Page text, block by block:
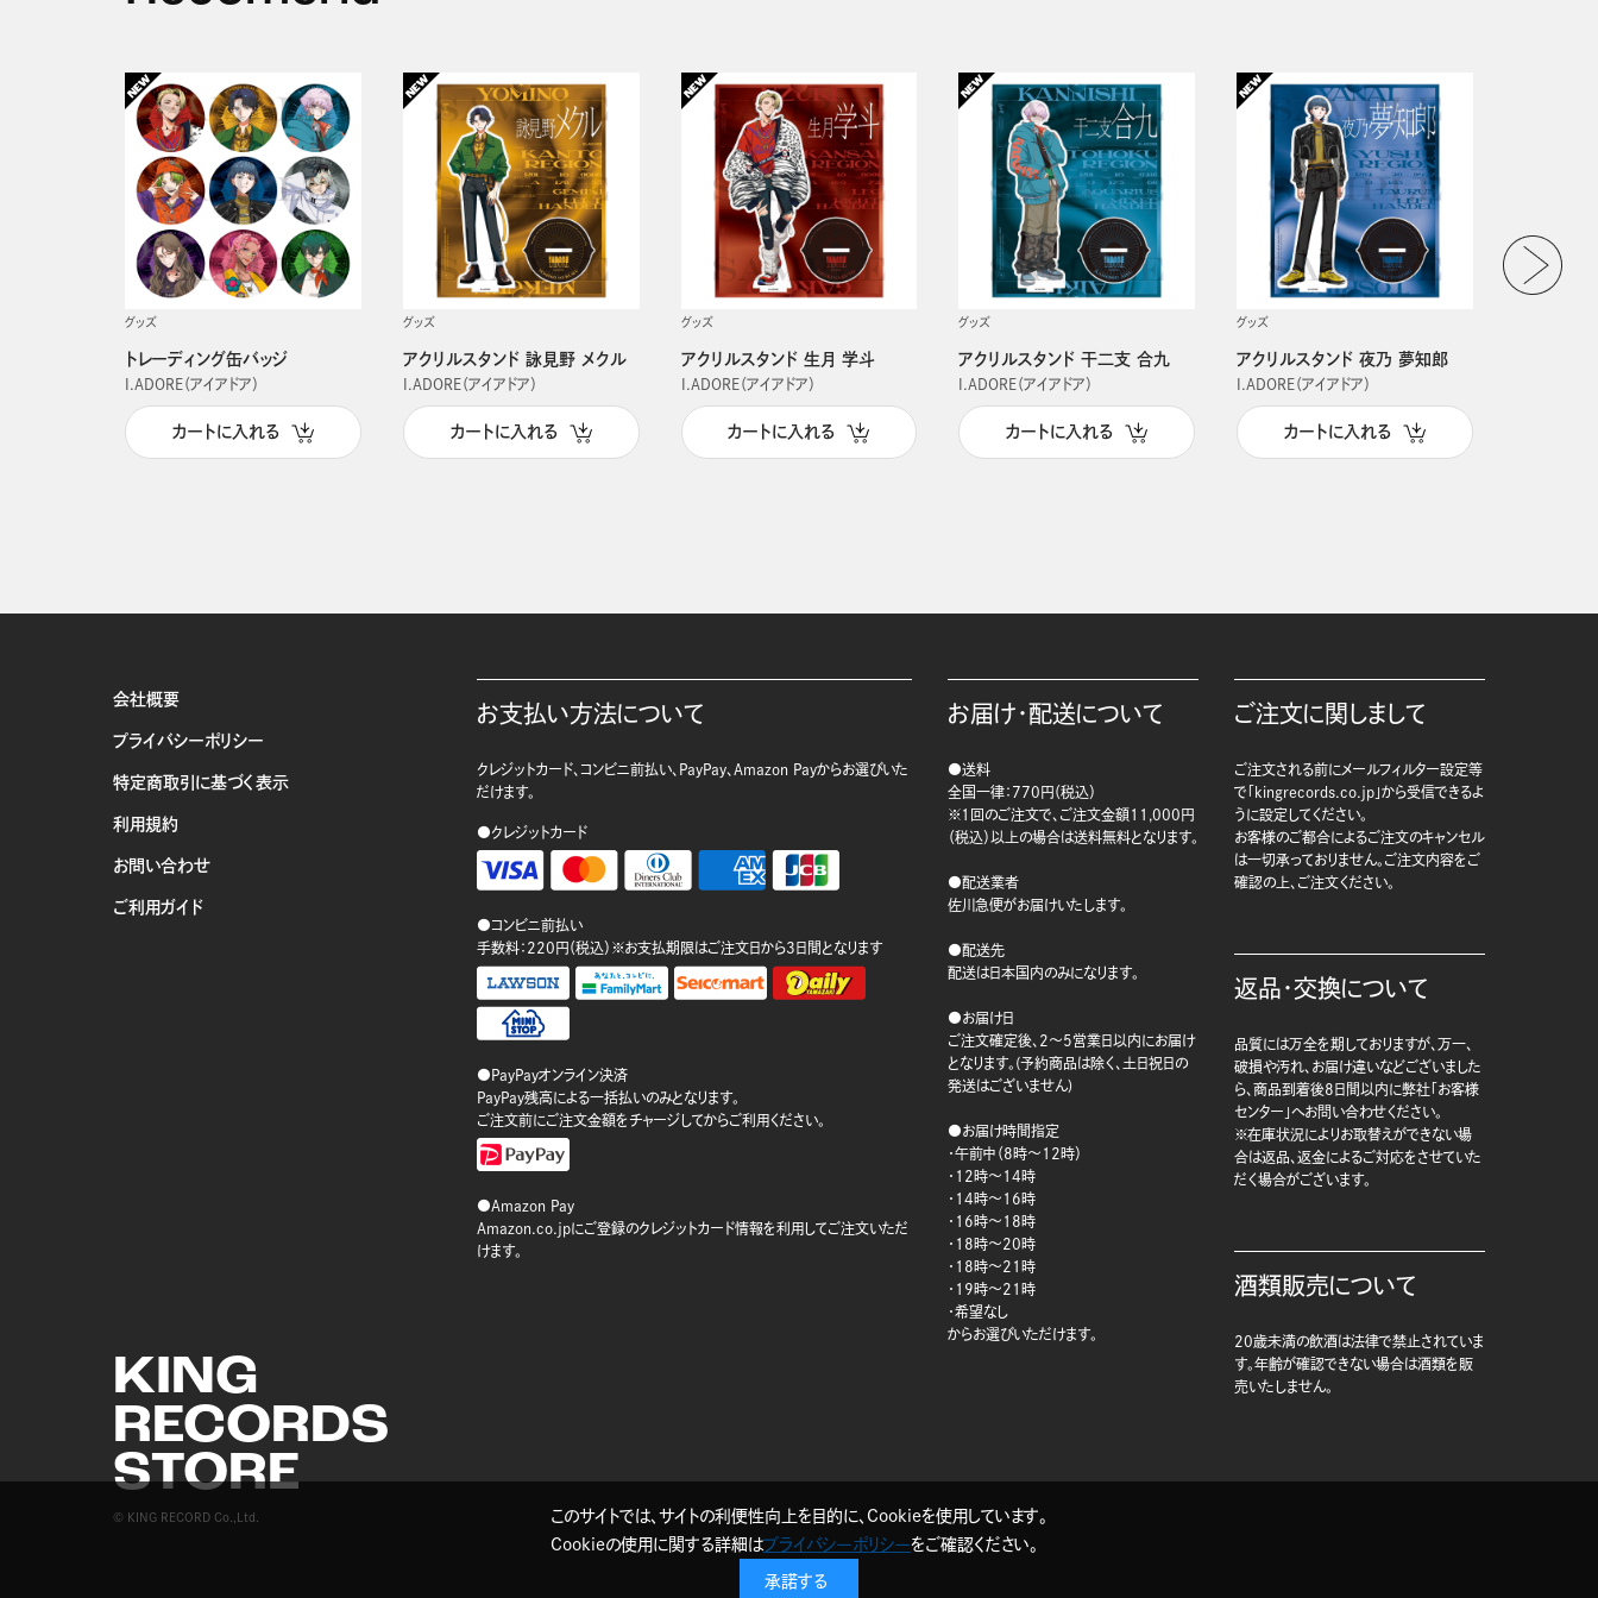
グッズ
トレーディング缶バッジ
I.ADORE（アイアドア）
カートに入れる
グッズ
アクリルスタンド 詠見野 メクル
I.ADORE（アイアドア）
カートに入れる
グッズ
アクリルスタンド 生月 学斗
I.ADORE（アイアドア）
カートに入れる
グッズ
アクリルスタンド 干二支 合九
I.ADORE（アイアドア）
カートに入れる
グッズ
アクリルスタンド 夜乃 夢知郎
I.ADORE（アイアドア）
カートに入れる
会社概要
プライバシーポリシー
特定商取引に基づく表示
利用規約
お問い合わせ
ご利用ガイド
KING
RECORDS
STORE
© KING RECORD Co.,Ltd.
お支払い方法について
クレジットカード、コンビニ前払い、PayPay、Amazon Payからお選びいた
だけます。
●クレジットカード
●コンビニ前払い
手数料：220円（税込）※お支払期限はご注文日から3日間となります
●PayPayオンライン決済
PayPay残高による一括払いのみとなります。
ご注文前にご注文金額をチャージしてからご利用ください。
●Amazon Pay
Amazon.co.jpにご登録のクレジットカード情報を利用してご注文いただ
けます。
お届け・配送について
●送料
全国一律：770円（税込）
※1回のご注文で、ご注文金額11,000円
（税込）以上の場合は送料無料となります。
●配送業者
佐川急便がお届けいたします。
●配送先
配送は日本国内のみになります。
●お届け日
ご注文確定後、2～5営業日以内にお届け
となります。(予約商品は除く、土日祝日の
発送はございません)
●お届け時間指定
・午前中（8時～12時）
・12時～14時
・14時～16時
・16時～18時
・18時～20時
・18時～21時
・19時～21時
・希望なし
からお選びいただけます。
ご注文に関しまして
ご注文される前にメールフィルター設定等
で「kingrecords.co.jp」から受信できるよ
うに設定してください。
お客様のご都合によるご注文のキャンセル
は一切承っておりません。ご注文内容をご
確認の上、ご注文ください。
返品・交換について
品質には万全を期しておりますが、万一、
破損や汚れ、お届け違いなどございました
ら、商品到着後8日間以内に弊社「お客様
センター」へお問い合わせください。
※在庫状況によりお取替えができない場
合は返品、返金によるご対応をさせていた
だく場合がございます。
酒類販売について
20歳未満の飲酒は法律で禁止されていま
す。年齢が確認できない場合は酒類を販
売いたしません。
このサイトでは、サイトの利便性向上を目的に、Cookieを使用しています。
Cookieの使用に関する詳細はプライバシーポリシーをご確認ください。
承諾する